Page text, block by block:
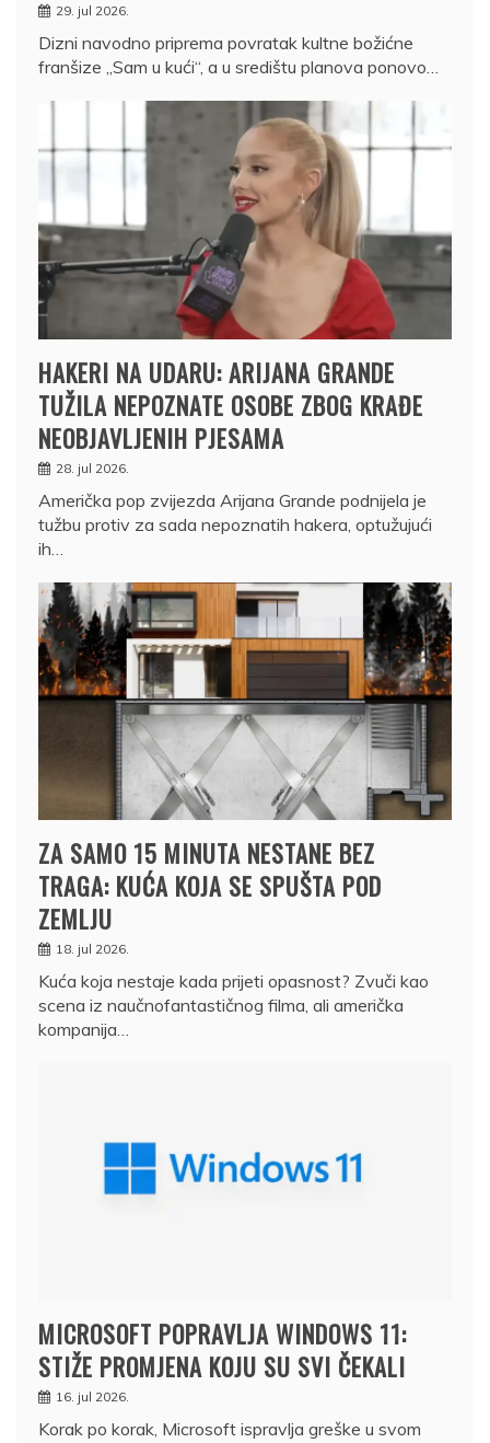
29. jul 2026.
Dizni navodno priprema povratak kultne božićne
franšize „Sam u kući“, a u središtu planova ponovo…
HAKERI NA UDARU: ARIJANA GRANDE
TUŽILA NEPOZNATE OSOBE ZBOG KRAĐE
NEOBJAVLJENIH PJESAMA
28. jul 2026.
Američka pop zvijezda Arijana Grande podnijela je
tužbu protiv za sada nepoznatih hakera, optužujući
ih…
ZA SAMO 15 MINUTA NESTANE BEZ
TRAGA: KUĆA KOJA SE SPUŠTA POD
ZEMLJU
18. jul 2026.
Kuća koja nestaje kada prijeti opasnost? Zvuči kao
scena iz naučnofantastičnog filma, ali američka
kompanija…
MICROSOFT POPRAVLJA WINDOWS 11:
STIŽE PROMJENA KOJU SU SVI ČEKALI
16. jul 2026.
Korak po korak, Microsoft ispravlja greške u svom